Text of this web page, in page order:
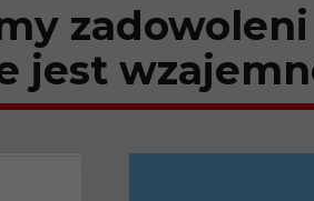
jest